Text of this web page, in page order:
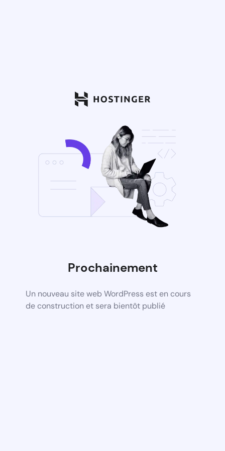
Prochainement
Un nouveau site web WordPress est en cours
de construction et sera bientôt publié